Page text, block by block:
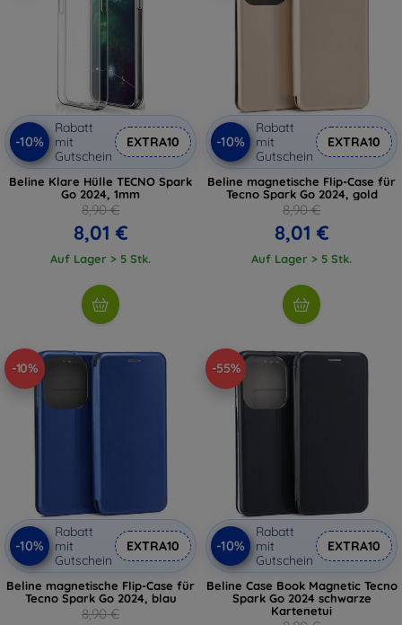
-10%
Rabatt
mit
Gutschein
EXTRA10
Beline Klare Hülle TECNO Spark
Go 2024, 1mm
8,90 €
8,01 €
Auf Lager > 5 Stk.
-10%
Rabatt
mit
Gutschein
EXTRA10
Beline magnetische Flip-Case für
Tecno Spark Go 2024, gold
8,90 €
8,01 €
Auf Lager > 5 Stk.
-10%
-10%
Rabatt
mit
Gutschein
EXTRA10
Beline magnetische Flip-Case für
Tecno Spark Go 2024, blau
8,90 €
-55%
-10%
Rabatt
mit
Gutschein
EXTRA10
Beline Case Book Magnetic Tecno
Spark Go 2024 schwarze
Kartenetui